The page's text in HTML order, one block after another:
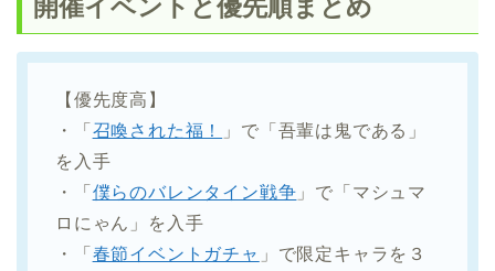
開催イベントと優先順まとめ
【優先度高】
・「 召喚された福！
」で「吾輩は鬼である」
を入手
・「 僕らのバレンタイン戦争 」で「マシュマ
ロにゃん」を入手
・「 春節イベントガチャ 」で限定キャラを３